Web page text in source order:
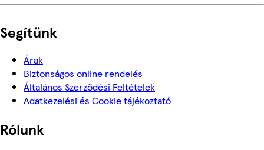
Segítünk
Árak
Biztonságos online rendelés
Általános Szerződési Feltételek
Adatkezelési és Cookie tájékoztató
Rólunk